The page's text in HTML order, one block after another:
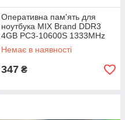
Оперативна пам'ять для
ноутбука MIX Brand DDR3
4GB PC3-10600S 1333MHz
1.5 V SODIMM (б/у)
Немає в наявності
347 ₴